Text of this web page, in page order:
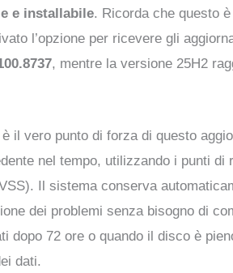
e installabile. Ricorda che questo
l’opzione per ricevere gli
, mentre la versione 25H2
è il vero punto di forza di questo
nel tempo, utilizzando i punti
Il sistema conserva
dei problemi senza bisogno di
dopo 72 ore o quando il disco è
dati.